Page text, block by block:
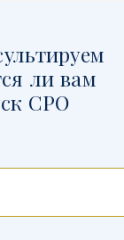
ли вам
СРО